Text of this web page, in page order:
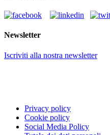
Newsletter
Iscriviti alla nostra newsletter
Privacy policy
Cookie policy
Social Media Policy